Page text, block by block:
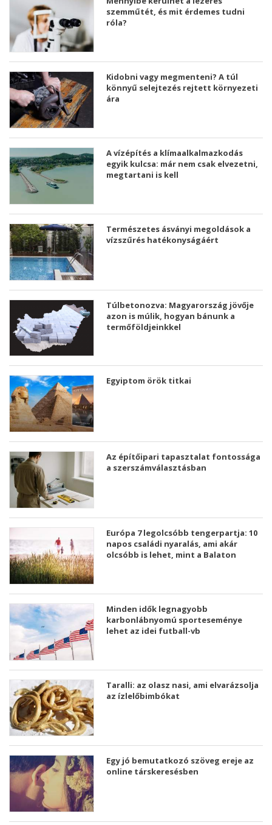
szemműtét, és mit érdemes tudni
róla?
Kidobni vagy megmenteni? A túl
könnyű selejtezés rejtett környezeti
ára
A vízépítés a klímaalkalmazkodás
egyik kulcsa: már nem csak elvezetni,
megtartani is kell
Természetes ásványi megoldások a
vízszűrés hatékonyságáért
Túlbetonozva: Magyarország jövője
azon is múlik, hogyan bánunk a
termőföldjeinkkel
Egyiptom örök titkai
Az építőipari tapasztalat fontossága
a szerszámválasztásban
Európa 7 legolcsóbb tengerpartja: 10
napos családi nyaralás, ami akár
olcsóbb is lehet, mint a Balaton
Minden idők legnagyobb
karbonlábnyomú sporteseménye
lehet az idei futball-vb
Taralli: az olasz nasi, ami elvarázsolja
az ízlelőbimbókat
Egy jó bemutatkozó szöveg ereje az
online társkeresésben